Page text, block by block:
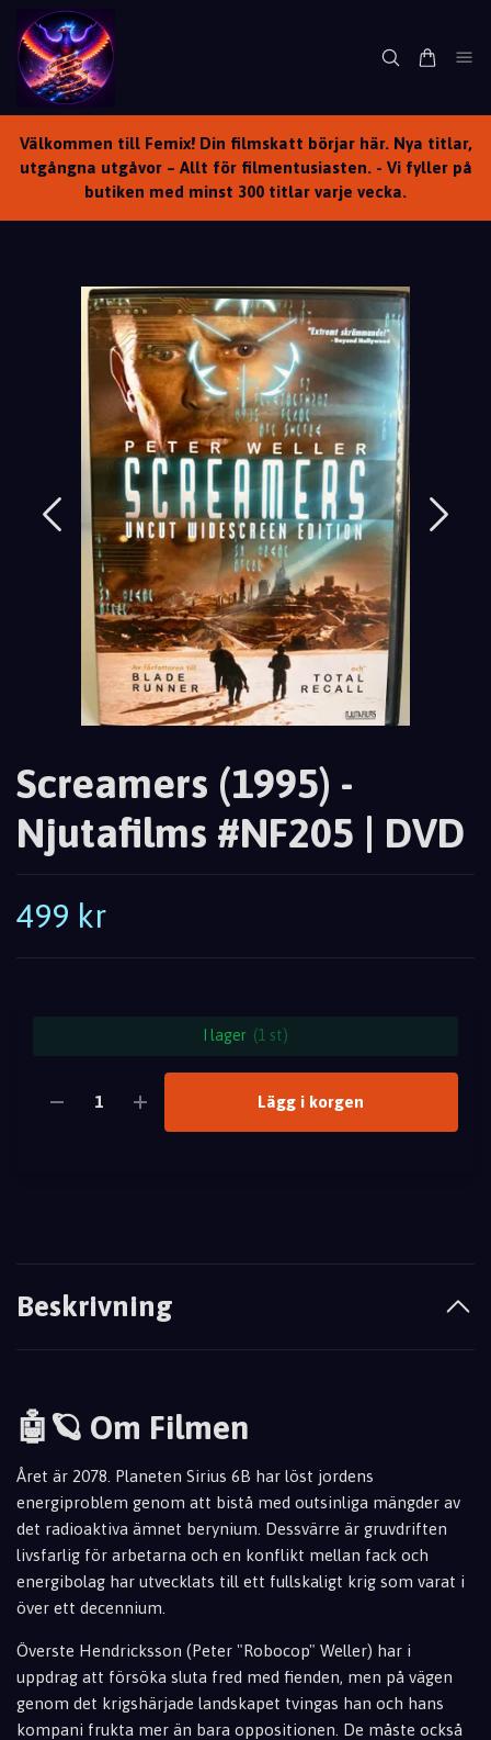
Välkommen till Femix! Din filmskatt börjar här. Nya titlar,
utgångna utgåvor – Allt för filmentusiasten. - Vi fyller på
butiken med minst 300 titlar varje vecka.
Screamers (1995) -
Njutafilms #NF205 | DVD
499 kr
I lager (1 st)
Lägg i korgen
Beskrivning
🤖🪐 Om Filmen
Året är 2078. Planeten Sirius 6B har löst jordens
energiproblem genom att bistå med outsinliga mängder av
det radioaktiva ämnet berynium. Dessvärre är gruvdriften
livsfarlig för arbetarna och en konflikt mellan fack och
energibolag har utvecklats till ett fullskaligt krig som varat i
över ett decennium.
Överste Hendricksson (Peter "Robocop" Weller) har i
uppdrag att försöka sluta fred med fienden, men på vägen
genom det krigshärjade landskapet tvingas han och hans
kompani frukta mer än bara oppositionen. De måste också